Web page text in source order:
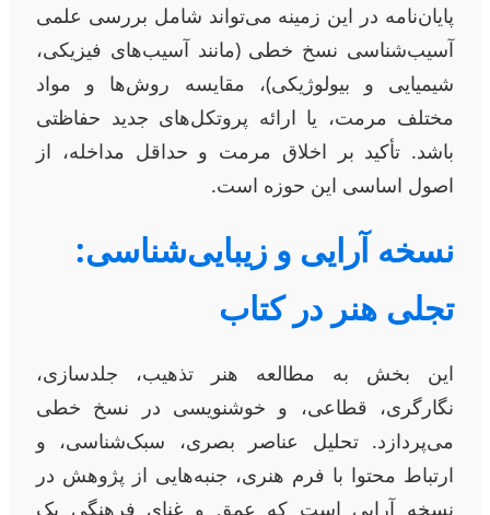
پایان‌نامه در این زمینه می‌تواند شامل بررسی علمی
آسیب‌شناسی نسخ خطی (مانند آسیب‌های فیزیکی،
شیمیایی و بیولوژیکی)، مقایسه روش‌ها و مواد
مختلف مرمت، یا ارائه پروتکل‌های جدید حفاظتی
باشد. تأکید بر اخلاق مرمت و حداقل مداخله، از
اصول اساسی این حوزه است.
نسخه آرایی و زیبایی‌شناسی:
تجلی هنر در کتاب
این بخش به مطالعه هنر تذهیب، جلدسازی،
نگارگری، قطاعی، و خوشنویسی در نسخ خطی
می‌پردازد. تحلیل عناصر بصری، سبک‌شناسی، و
ارتباط محتوا با فرم هنری، جنبه‌هایی از پژوهش در
نسخه آرایی است که عمق و غنای فرهنگی یک